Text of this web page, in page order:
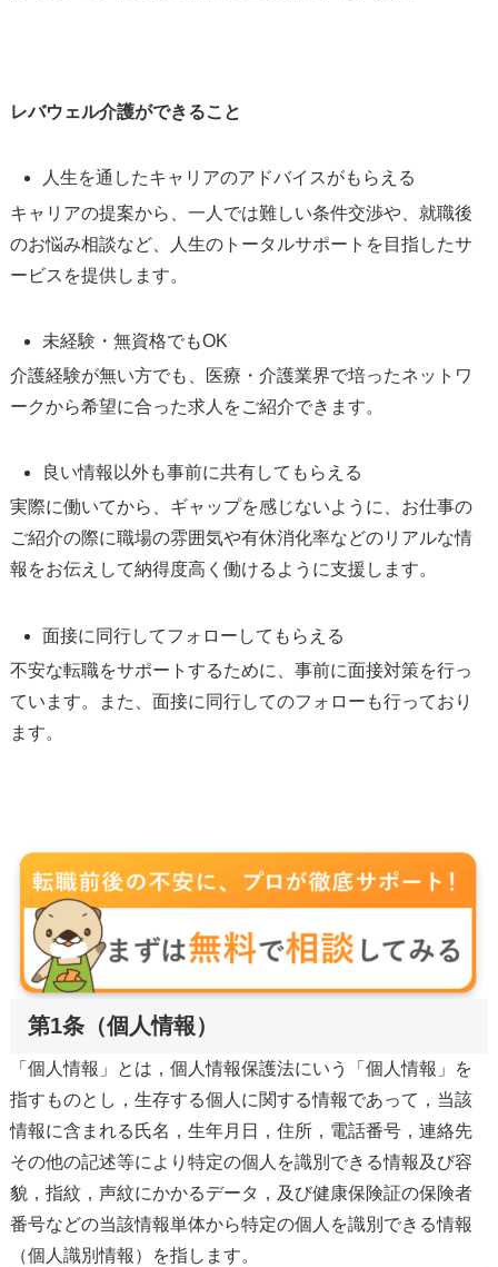
レバウェル介護ができること
人生を通したキャリアのアドバイスがもらえる
キャリアの提案から、一人では難しい条件交渉や、就職後
のお悩み相談など、人生のトータルサポートを目指したサ
ービスを提供します。
未経験・無資格でもOK
介護経験が無い方でも、医療・介護業界で培ったネットワ
ークから希望に合った求人をご紹介できます。
良い情報以外も事前に共有してもらえる
実際に働いてから、ギャップを感じないように、お仕事の
ご紹介の際に職場の雰囲気や有休消化率などのリアルな情
報をお伝えして納得度高く働けるように支援します。
面接に同行してフォローしてもらえる
不安な転職をサポートするために、事前に面接対策を行っ
ています。また、面接に同行してのフォローも行っており
ます。
第1条（個人情報）
「個人情報」とは，個人情報保護法にいう「個人情報」を
指すものとし，生存する個人に関する情報であって，当該
情報に含まれる氏名，生年月日，住所，電話番号，連絡先
その他の記述等により特定の個人を識別できる情報及び容
貌，指紋，声紋にかかるデータ，及び健康保険証の保険者
番号などの当該情報単体から特定の個人を識別できる情報
（個人識別情報）を指します。